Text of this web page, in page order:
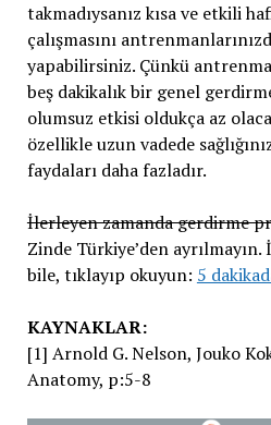
takmadıysanız kısa ve etkili
çalışmasını
yapabilirsiniz. Çünkü
beş dakikalık bir genel
olumsuz etkisi oldukça az
özellikle uzun vadede
faydaları daha fazladır.
İlerleyen zamanda gerdirme
Zinde Türkiye’den
bile, tıklayıp okuyun: 5
KAYNAKLAR:
[1] Arnold G. Nelson, Jouko
Anatomy, p:5-8